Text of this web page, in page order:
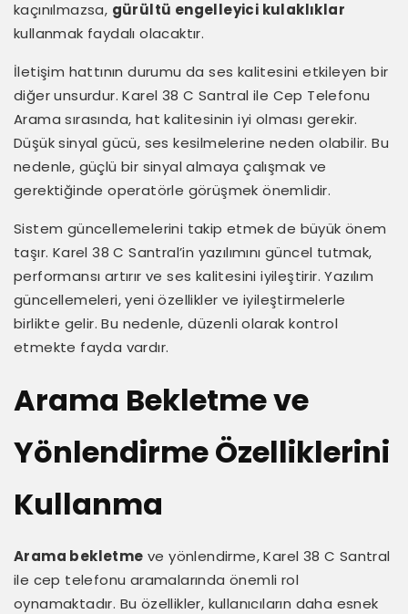
kaçınılmazsa, gürültü engelleyici kulaklıklar
kullanmak faydalı olacaktır.
İletişim hattının durumu da ses kalitesini etkileyen bir
diğer unsurdur. Karel 38 C Santral ile Cep Telefonu
Arama sırasında, hat kalitesinin iyi olması gerekir.
Düşük sinyal gücü, ses kesilmelerine neden olabilir. Bu
nedenle, güçlü bir sinyal almaya çalışmak ve
gerektiğinde operatörle görüşmek önemlidir.
Sistem güncellemelerini takip etmek de büyük önem
taşır. Karel 38 C Santral’in yazılımını güncel tutmak,
performansı artırır ve ses kalitesini iyileştirir. Yazılım
güncellemeleri, yeni özellikler ve iyileştirmelerle
birlikte gelir. Bu nedenle, düzenli olarak kontrol
etmekte fayda vardır.
Arama Bekletme ve
Yönlendirme Özelliklerini
Kullanma
Arama bekletme ve yönlendirme, Karel 38 C Santral
ile cep telefonu aramalarında önemli rol
oynamaktadır. Bu özellikler, kullanıcıların daha esnek